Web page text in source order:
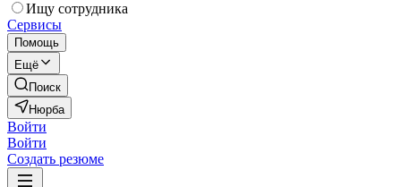
Ищу сотрудника
Сервисы
Помощь
Ещё
Поиск
Нюрба
Войти
Войти
Создать резюме